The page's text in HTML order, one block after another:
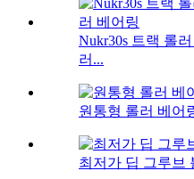
Nukr30s 트랙 롤
러...
원통형 롤러 베어
최저가 딥 그루브